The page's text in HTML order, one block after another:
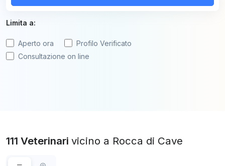
Limita a:
Aperto ora
Profilo Verificato
Consultazione on line
111 Veterinari vicino a Rocca di Cave